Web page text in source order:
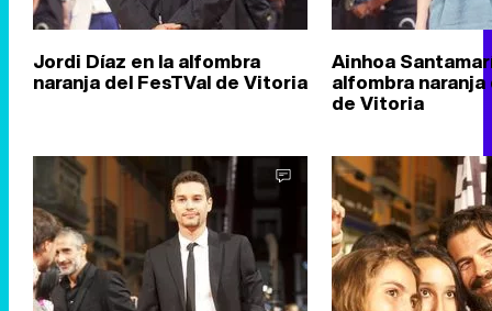
Jordi Díaz en la alfombra
naranja del FesTVal de Vitoria
Ainhoa
alfombra naranja
de Vitoria